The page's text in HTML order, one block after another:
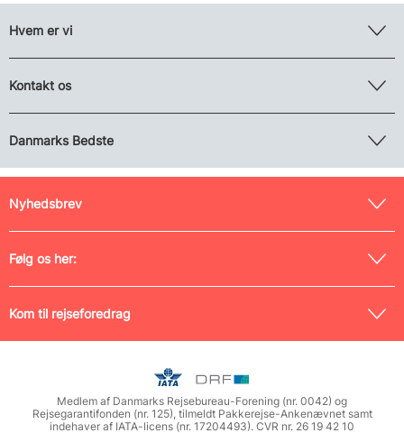
Hvem er vi
Kontakt os
Danmarks Bedste
Nyhedsbrev
Følg os her:
Kom til rejseforedrag
Medlem af Danmarks Rejsebureau-Forening (nr. 0042) og
Rejsegarantifonden (nr. 125), tilmeldt Pakkerejse-Ankenævnet samt
indehaver af IATA-licens (nr. 17204493). CVR nr. 26 19 42 10